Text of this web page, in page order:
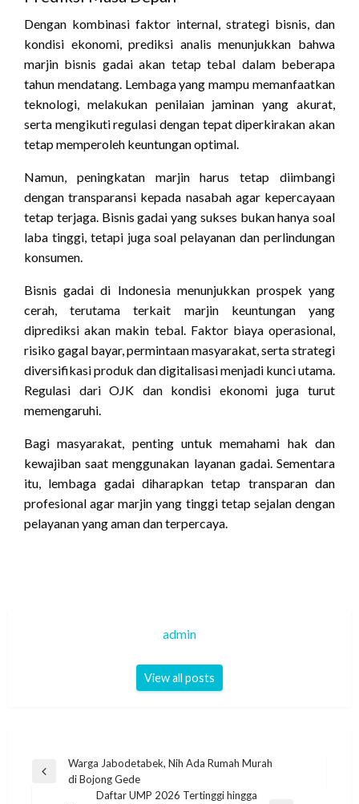
Dengan kombinasi faktor internal, strategi bisnis, dan
kondisi ekonomi, prediksi analis menunjukkan bahwa
marjin bisnis gadai akan tetap tebal dalam beberapa
tahun mendatang. Lembaga yang mampu memanfaatkan
teknologi, melakukan penilaian jaminan yang akurat,
serta mengikuti regulasi dengan tepat diperkirakan akan
tetap memperoleh keuntungan optimal.
Namun, peningkatan marjin harus tetap diimbangi
dengan transparansi kepada nasabah agar kepercayaan
tetap terjaga. Bisnis gadai yang sukses bukan hanya soal
laba tinggi, tetapi juga soal pelayanan dan perlindungan
konsumen.
Bisnis gadai di Indonesia menunjukkan prospek yang
cerah, terutama terkait marjin keuntungan yang
diprediksi akan makin tebal. Faktor biaya operasional,
risiko gagal bayar, permintaan masyarakat, serta strategi
diversifikasi produk dan digitalisasi menjadi kunci utama.
Regulasi dari OJK dan kondisi ekonomi juga turut
memengaruhi.
Bagi masyarakat, penting untuk memahami hak dan
kewajiban saat menggunakan layanan gadai. Sementara
itu, lembaga gadai diharapkan tetap transparan dan
profesional agar marjin yang tinggi tetap sejalan dengan
pelayanan yang aman dan terpercaya.
admin
View all posts
Navigasi
Previous
Warga Jabodetabek, Nih Ada Rumah Murah
di Bojong Gede
Daftar UMP 2026 Tertinggi hingga